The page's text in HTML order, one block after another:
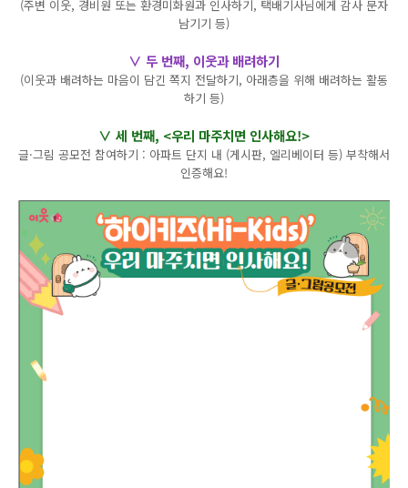
(주변 이웃, 경비원 또는 환경미화원과 인사하기, 택배기사님에게 감사 문자
남기기 등)
∨ 두 번째, 이웃과 배려하기
(이웃과 배려하는 마음이 담긴 쪽지 전달하기, 아래층을 위해 배려하는 활동
하기 등)
∨ 세 번째, <우리 마주치면 인사해요!>
글·그림 공모전 참여하기 : 아파트 단지 내 (게시판, 엘리베이터 등) 부착해서
인증해요!